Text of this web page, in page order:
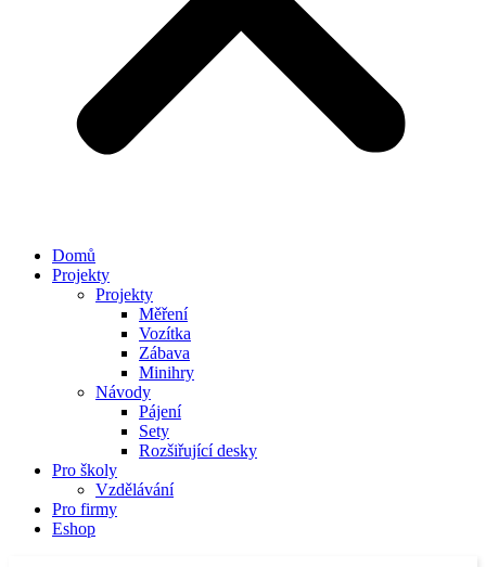
Domů
Projekty
Projekty
Měření
Vozítka
Zábava
Minihry
Návody
Pájení
Sety
Rozšiřující desky
Pro školy
Vzdělávání
Pro firmy
Eshop